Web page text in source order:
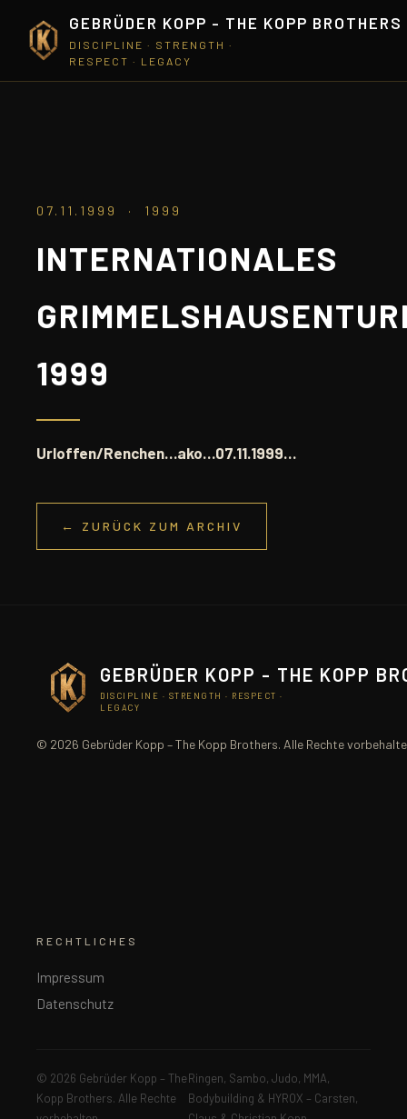
GEBRÜDER KOPP - THE KOPP BROTHERS
DISCIPLINE · STRENGTH ·
RESPECT · LEGACY
07.11.1999 · 1999
INTERNATIONALES
1999
Urloffen/Renchen…ako…07.11.1999…
← ZURÜCK ZUM ARCHIV
GEBRÜDER KOPP - THE KOPP
DISCIPLINE · STRENGTH · RESPECT ·
LEGACY
© 2026 Gebrüder Kopp – The Kopp Brothers. Alle Rechte
RECHTLICHES
Impressum
Datenschutz
© 2026 Gebrüder Kopp – The
Kopp Brothers. Alle Rechte
Ringen, Sambo, Judo, MMA,
Bodybuilding & HYROX – Carsten,